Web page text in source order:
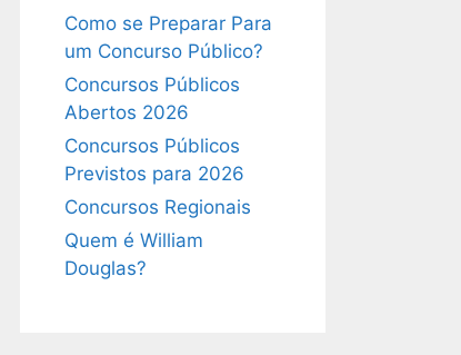
Como se Preparar Para
um Concurso Público?
Concursos Públicos
Abertos 2026
Concursos Públicos
Previstos para 2026
Concursos Regionais
Quem é William
Douglas?